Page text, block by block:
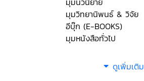
มุมวิทยานิพนธ์ & วิจัย
อีบุ๊ก (E-BOOKS)
มุมหนังสือทั่วไป
ดูเพิ่มเติม